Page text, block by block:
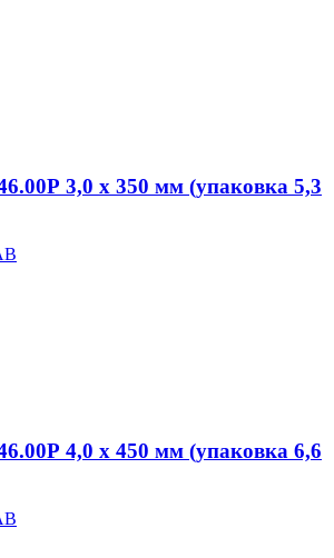
3,0 х 350 мм (упаковка 5,3
4,0 х 450 мм (упаковка 6,6